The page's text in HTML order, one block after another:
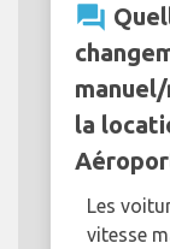
question_answer
la
Les
vitesse